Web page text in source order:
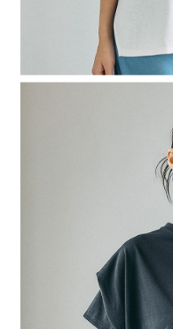
請求用戶進行身份認證。
５．嚴禁一人註冊多個帳號或
恩沛科技股份有限公司將有權